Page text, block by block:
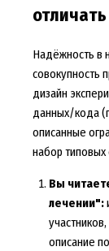
Надёжность в
совокупность
дизайн
данных/кода
описанные
набор типовых
Вы
лечении":
описание